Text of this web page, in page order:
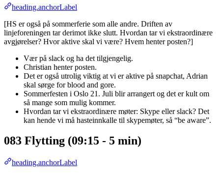
heading.anchorLabel
[HS er også på sommerferie som alle andre. Driften av
linjeforeningen tar derimot ikke slutt. Hvordan tar vi ekstraordinære
avgjørelser? Hvor aktive skal vi være? Hvem henter posten?]
Vær på slack og ha det tilgjengelig.
Christian henter posten.
Det er også utrolig viktig at vi er aktive på snapchat, Adrian
skal sørge for blood and gore.
Sommerfesten i Oslo 21. Juli blir arrangert og det er kult om
så mange som mulig kommer.
Hvordan tar vi ekstraordinære møter: Skype eller slack? Det
kan hende vi må hasteinnkalle til skypemøter, så “be aware”.
083 Flytting (09:15 - 5 min)
heading.anchorLabel